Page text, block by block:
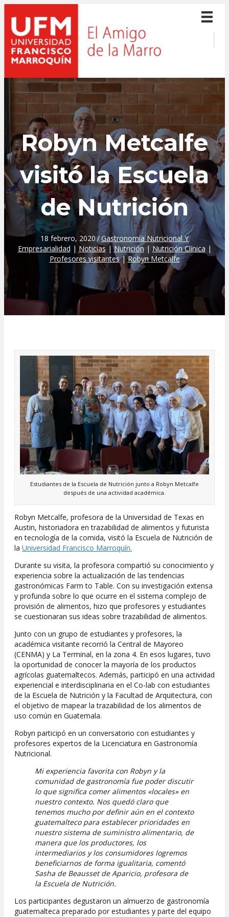
Robyn Metcalfe
visitó la Escuela
de Nutrición
18 febrero, 2020 /Gastronomía Nutricional Y
Empresarialidad | Noticias|Nutrición| Nutrición Clínica |
Profesores visitantes|Robyn Metcalfe
Estudiantes de la Escuela de Nutrición junto a Robyn Metcalfe
después de una actividad académica.
Robyn Metcalfe, profesora de la Universidad de Texas en
Austin, historiadora en trazabilidad de alimentos y futurista
en tecnología de la comida, visitó la Escuela de Nutrición de
la Universidad Francisco Marroquín.
Durante su visita, la profesora compartió su conocimiento y
experiencia sobre la actualización de las tendencias
gastronómicas Farm to Table. Con su investigación extensa
y profunda sobre lo que ocurre en el sistema complejo de
provisión de alimentos, hizo que profesores y estudiantes
se cuestionaran sus ideas sobre trazabilidad de alimentos.
Junto con un grupo de estudiantes y profesores, la
académica visitante recorrió la Central de Mayoreo
(CENMA) y La Terminal, en la zona 4. En esos lugares, tuvo
la oportunidad de conocer la mayoría de los productos
agrícolas guatemaltecos. Además, participó en una actividad
experiencial e interdisciplinaria en el Co-lab con estudiantes
de la Escuela de Nutrición y la Facultad de Arquitectura, con
el objetivo de mapear la trazabilidad de los alimentos de
uso común en Guatemala.
Robyn participó en un conversatorio con estudiantes y
profesores expertos de la Licenciatura en Gastronomía
Nutricional.
Mi experiencia favorita con Robyn y la
comunidad de gastronomía fue poder discutir
lo que significa comer alimentos «locales» en
nuestro contexto. Nos quedó claro que
tenemos mucho por definir aún en el contexto
guatemalteco para establecer prioridades en
nuestro sistema de suministro alimentario, de
manera que los productores, los
intermediarios y los consumidores logremos
beneficiarnos de forma igualitaria, comentó
Sasha de Beausset de Aparicio, profesora de
la Escuela de Nutrición.
Los participantes degustaron un almuerzo de gastronomía
guatemalteca preparado por estudiantes y parte del equipo